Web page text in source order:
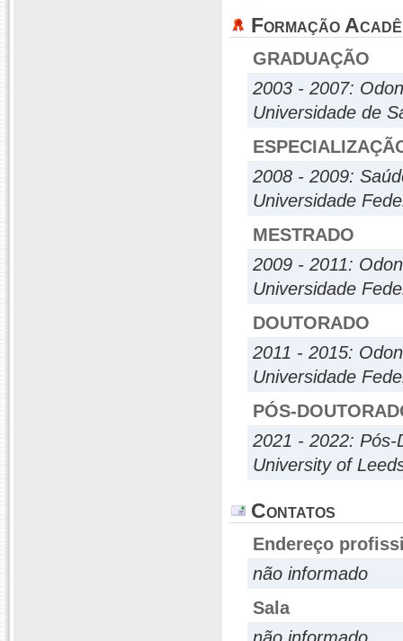
Formação
GRADUAÇÃO
2003 - 2007:
Universidade de
2008 - 2009:
Universidade
MESTRADO
2009 - 2011:
Universidade
DOUTORADO
2011 - 2015:
Universidade
PÓS-
2021 - 2022: Pós-
University of
Contatos
Endereço
não informado
Sala